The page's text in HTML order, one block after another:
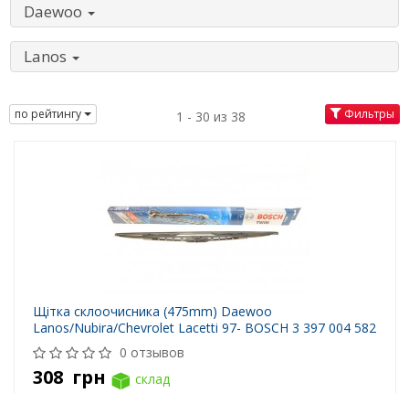
Daewoo
Lanos
по рейтингу 1 - 30 из 38 Фильтры
Щітка склоочисника (475mm) Daewoo
Lanos/Nubira/Chevrolet Lacetti 97- BOSCH 3 397 004 582
0 отзывов
308 грн
склад